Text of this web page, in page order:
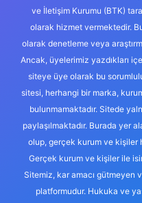
ve İletişim Kurumu (BTK)
olarak hizmet vermektedir.
olarak denetleme veya
Ancak, üyelerimiz yazdıkları
siteye üye olarak bu
sitesi, herhangi bir marka,
bulunmamaktadır. Sitede
paylaşılmaktadır. Burada yer
olup, gerçek kurum ve kişiler
Gerçek kurum ve kişiler ile
Sitemiz, kar amacı gütmeyen
platformudur. Hukuka ve